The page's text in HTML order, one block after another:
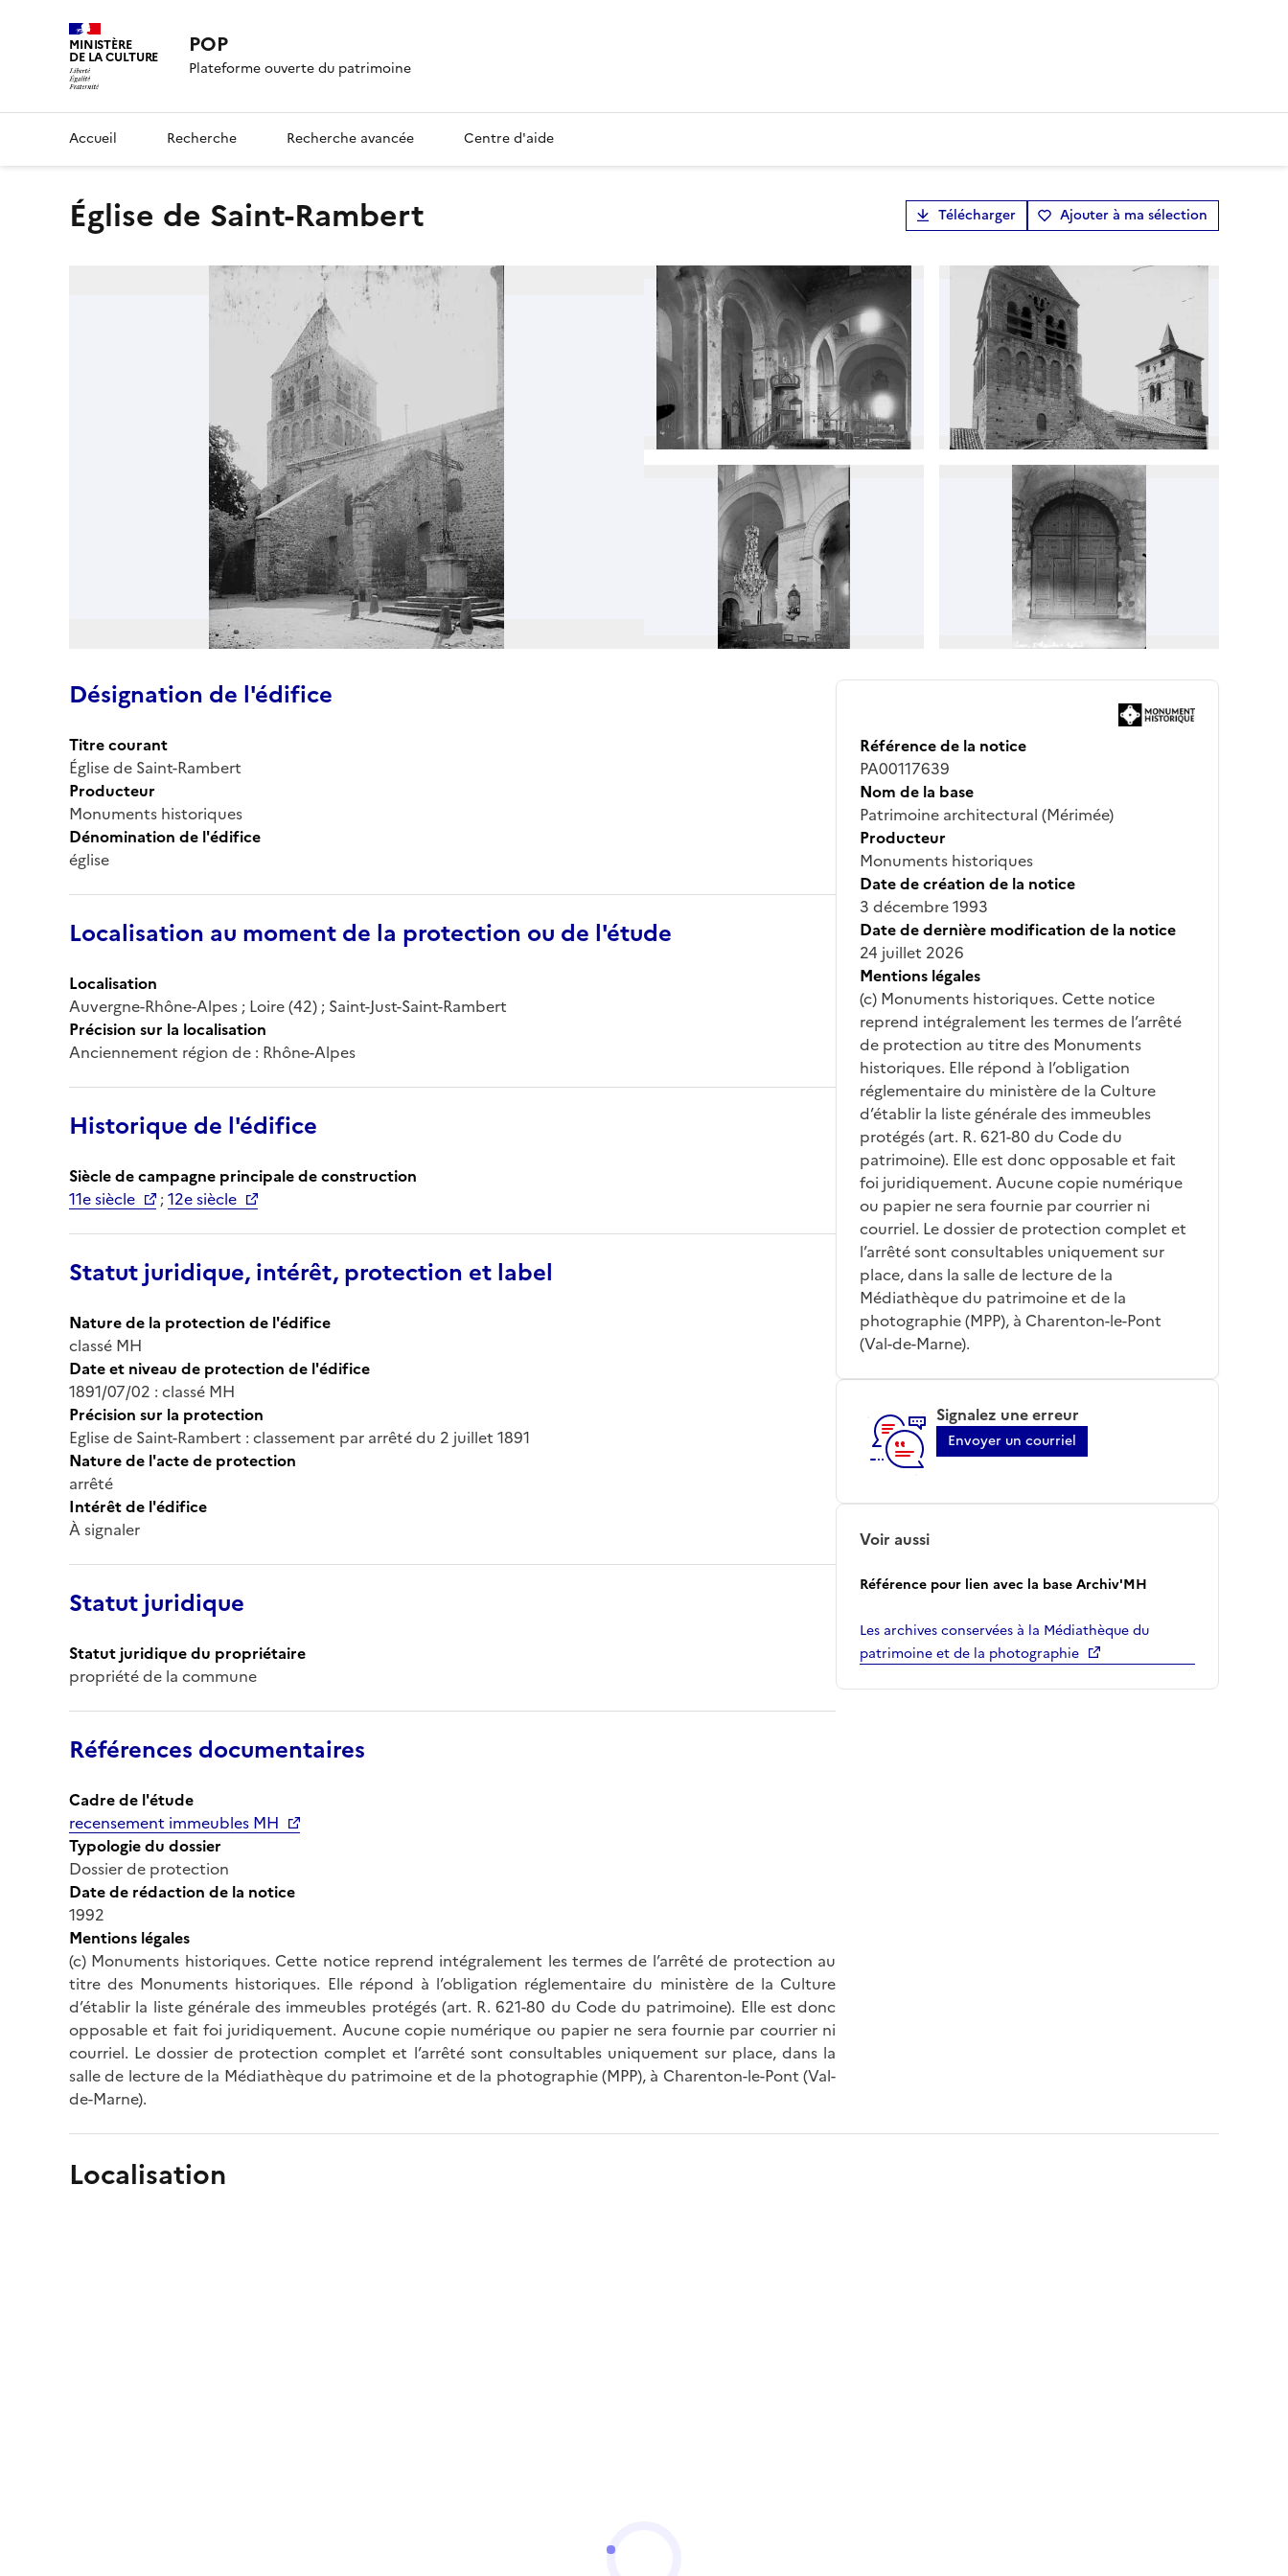
MINISTÈRE
DE LA CULTURE POP
Plateforme ouverte du patrimoine
Accueil Recherche Recherche avancée Centre d'aide
Église de Saint-Rambert Télécharger Ajouter à ma sélection
Désignation de l'édifice
Titre courant
Église de Saint-Rambert
Producteur
Monuments historiques
Dénomination de l'édifice
église
Localisation au moment de la protection ou de l'étude
Localisation
Auvergne-Rhône-Alpes ; Loire (42) ; Saint-Just-Saint-Rambert
Précision sur la localisation
Anciennement région de : Rhône-Alpes
Historique de l'édifice
Siècle de campagne principale de construction
11e siècle
;12e siècle
Statut juridique, intérêt, protection et label
Nature de la protection de l'édifice
classé MH
Date et niveau de protection de l'édifice
1891/07/02 : classé MH
Précision sur la protection
Eglise de Saint-Rambert : classement par arrêté du 2 juillet 1891
Nature de l'acte de protection
arrêté
Intérêt de l'édifice
À signaler
Statut juridique
Statut juridique du propriétaire
propriété de la commune
Références documentaires
Cadre de l'étude
recensement immeubles MH
Typologie du dossier
Dossier de protection
Date de rédaction de la notice
1992
Mentions légales
(c) Monuments historiques. Cette notice reprend intégralement les termes de l’arrêté de protection au
titre des Monuments historiques. Elle répond à l’obligation réglementaire du ministère de la Culture
d’établir la liste générale des immeubles protégés (art. R. 621-80 du Code du patrimoine). Elle est donc
opposable et fait foi juridiquement. Aucune copie numérique ou papier ne sera fournie par courrier ni
courriel. Le dossier de protection complet et l’arrêté sont consultables uniquement sur place, dans la
salle de lecture de la Médiathèque du patrimoine et de la photographie (MPP), à Charenton-le-Pont (Val-
de-Marne).
Référence de la notice
PA00117639
Nom de la base
Patrimoine architectural (Mérimée)
Producteur
Monuments historiques
Date de création de la notice
3 décembre 1993
Date de dernière modification de la notice
24 juillet 2026
Mentions légales
(c) Monuments historiques. Cette notice
reprend intégralement les termes de l’arrêté
de protection au titre des Monuments
historiques. Elle répond à l’obligation
réglementaire du ministère de la Culture
d’établir la liste générale des immeubles
protégés (art. R. 621-80 du Code du
patrimoine). Elle est donc opposable et fait
foi juridiquement. Aucune copie numérique
ou papier ne sera fournie par courrier ni
courriel. Le dossier de protection complet et
l’arrêté sont consultables uniquement sur
place, dans la salle de lecture de la
Médiathèque du patrimoine et de la
photographie (MPP), à Charenton-le-Pont
(Val-de-Marne).
Signalez une erreur
Envoyer un courriel
Voir aussi
Référence pour lien avec la base Archiv'MH
Les archives conservées à la Médiathèque du
patrimoine et de la photographie
Localisation